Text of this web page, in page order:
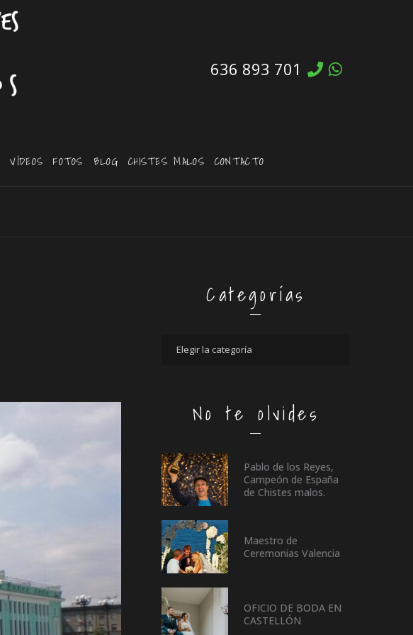
636 893 701
VÍDEOS FOTOS BLOG CHISTES MALOS CONTACTO
Categorías
No te olvides
Pablo de los Reyes,
Campeón de España
de Chistes malos.
Maestro de
Ceremonias Valencia
OFICIO DE BODA EN
CASTELLÓN